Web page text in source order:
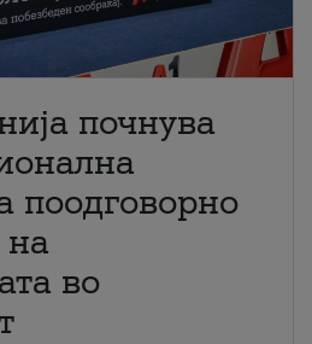
почнува
поодговорно
во